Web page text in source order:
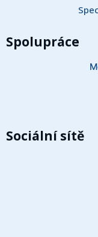
Spolupráce
Sociální sítě